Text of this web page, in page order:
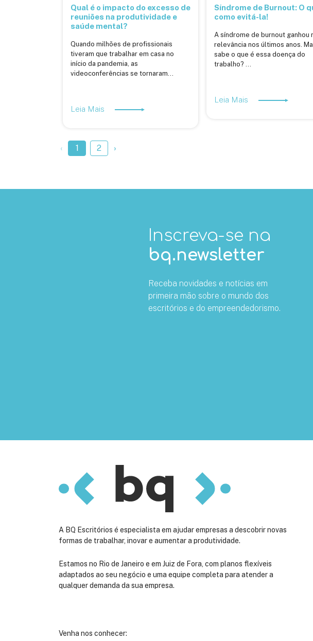
Qual é o impacto do excesso de
reuniões na produtividade e
saúde mental?
Quando milhões de profissionais
tiveram que trabalhar em casa no
início da pandemia, as
videoconferências se tornaram...
Leia Mais
Síndrome de Burnout: O
como evitá-la!
A síndrome de burnout ganhou
relevância nos últimos anos.
sabe o que é essa doença do
trabalho? ...
Leia Mais
‹ 1 2 ›
Inscreva-se na
bq.newsletter
Receba novidades e notícias em
primeira mão sobre o mundo dos
escritórios e do empreendedorismo.
A BQ Escritórios é especialista em ajudar empresas a descobrir novas
formas de trabalhar, inovar e aumentar a produtividade.
Estamos no Rio de Janeiro e em Juiz de Fora, com planos flexíveis
adaptados ao seu negócio e uma equipe completa para atender a
qualquer demanda da sua empresa.
Venha nos conhecer: